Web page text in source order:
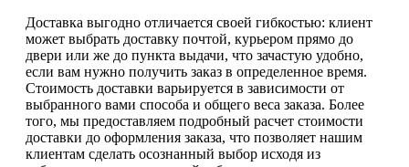
Доставка выгодно отличается своей гибкостью: клиент
может выбрать доставку почтой, курьером прямо до
двери или же до пункта выдачи, что зачастую удобно,
если вам нужно получить заказ в определенное время.
Стоимость доставки варьируется в зависимости от
выбранного вами способа и общего веса заказа. Более
того, мы предоставляем подробный расчет стоимости
доставки до оформления заказа, что позволяет нашим
клиентам сделать осознанный выбор исходя из